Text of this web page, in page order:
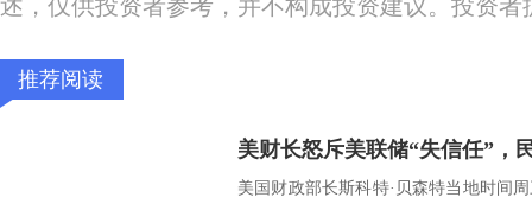
述，仅供投资者参考，并不构成投资建议。投资
推荐阅读
美国财政部长斯科特·贝森特当地时间